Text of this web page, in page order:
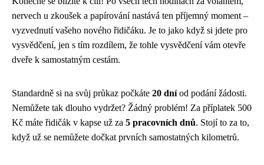
nervech u zkoušek a papírování nastává ten příjemný moment –
vyzvednutí vašeho nového řidičáku. Je to jako když si jdete pro
vysvědčení, jen s tím rozdílem, že tohle vysvědčení vám otevře
dveře k samostatným cestám.
Standardně si na svůj průkaz počkáte 20 dníod podání žádosti.
Nemůžete tak dlouho vydržet? Žádný problém! Za příplatek 500
Kč máte řidičák v kapse už za 5 pracovních dnů. Stojí to za to,
když už se nemůžete dočkat prvních samostatných kilometrů.